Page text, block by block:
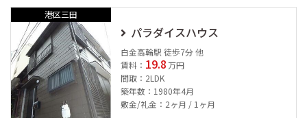
港区三田
パラダイスハウス
白金高輪駅 徒歩7分 他
賃料： 19.8 万円
間取：2LDK
築年数：1980年4月
敷金/礼金：2ヶ月 / 1ヶ月